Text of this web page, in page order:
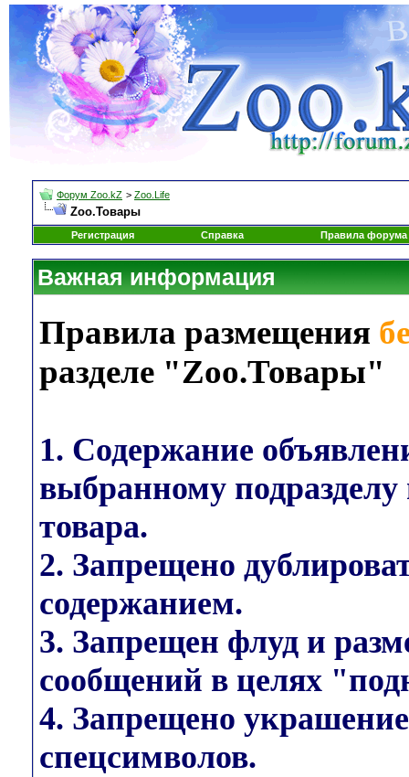
Форум Zoo.kZ > Zoo.Life
Zoo.Товары
Регистрация Справка Правила форума
Важная информация
Правила размещения
разделе "Zoo.Товары"
1. Содержание
выбранному
товара.
2. Запрещено
содержанием.
3. Запрещен флуд и
сообщений в целях
4. Запрещено
спецсимволов.